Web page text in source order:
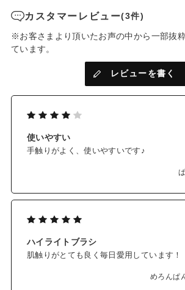
カスタマーレビュー(3件)
※お客さまより頂いたお声の中から一部抜
ています。
レビューを書く
使いやすい
手触りがよく、使いやすいです♪
ハイライトブラシ
肌触りがとても良く毎日愛用しています！
めろんぱ